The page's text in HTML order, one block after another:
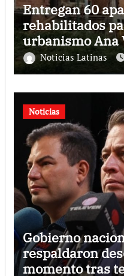
Entregan 60
rehabilitados
urbanismo Ana
Guaira
Noticias Latinas
Noticias
Gobierno
respaldaron
momento tras